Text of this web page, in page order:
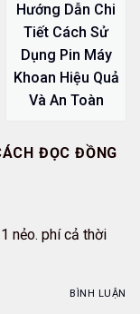
Hướng Dẫn Chi
Tiết Cách Sử
Dụng Pin Máy
Khoan Hiệu Quả
Và An Toàn
ĐỌC ĐỒNG
nẻo. phí cả thời
BÌNH LUẬN